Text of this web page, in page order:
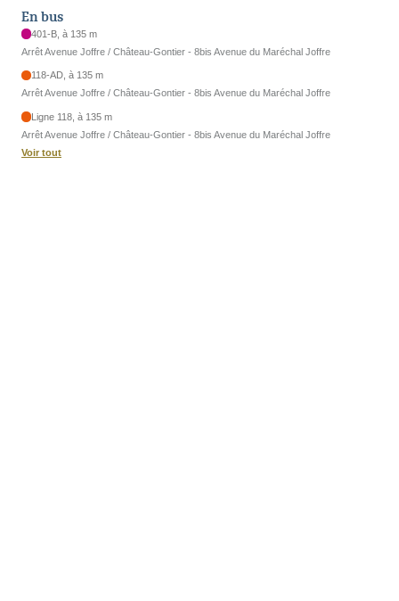
En bus
401-B, à 135 m
Arrêt Avenue Joffre / Château-Gontier - 8bis Avenue du Maréchal Joffre
118-AD, à 135 m
Arrêt Avenue Joffre / Château-Gontier - 8bis Avenue du Maréchal Joffre
Ligne 118, à 135 m
Arrêt Avenue Joffre / Château-Gontier - 8bis Avenue du Maréchal Joffre
Voir tout